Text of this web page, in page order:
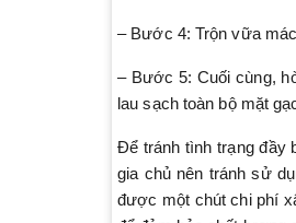
– Bước 4: Trộn vữa
– Bước 5: Cuối cùng,
lau sạch toàn bộ mặt
Để tránh tình trạng đầy
gia chủ nên tránh sử
được một chút chi phí